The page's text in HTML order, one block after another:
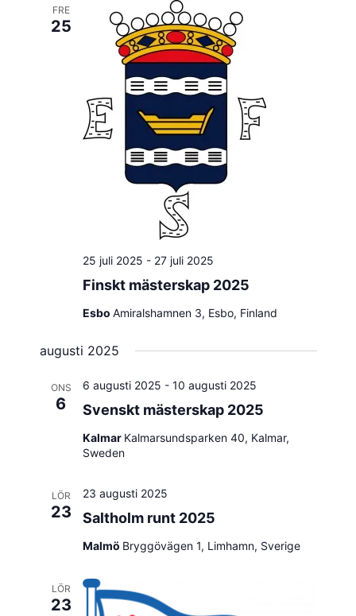
FRE
25
Finskt mästerskap 2025
25 juli 2025 - 27 juli 2025
Esbo Amiralshamnen 3, Esbo, Finland
augusti 2025
ONS
6 Svenskt mästerskap 2025
6 augusti 2025 - 10 augusti 2025
Kalmar Kalmarsundsparken 40, Kalmar,
Sweden
LÖR
23 Saltholm runt 2025
23 augusti 2025
Malmö Bryggövägen 1, Limhamn, Sverige
LÖR
23